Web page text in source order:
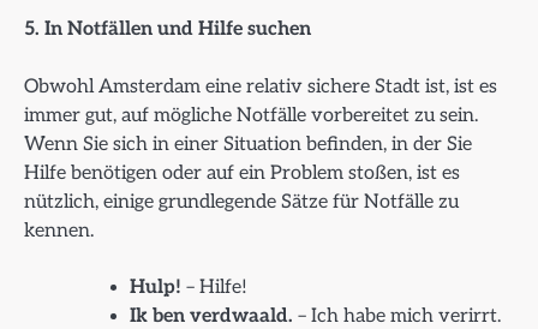
5. In Notfällen und Hilfe suchen
Obwohl Amsterdam eine relativ sichere Stadt ist, ist es
immer gut, auf mögliche Notfälle vorbereitet zu sein.
Wenn Sie sich in einer Situation befinden, in der Sie
Hilfe benötigen oder auf ein Problem stoßen, ist es
nützlich, einige grundlegende Sätze für Notfälle zu
kennen.
Hulp! – Hilfe!
Ik ben verdwaald. – Ich habe mich verirrt.